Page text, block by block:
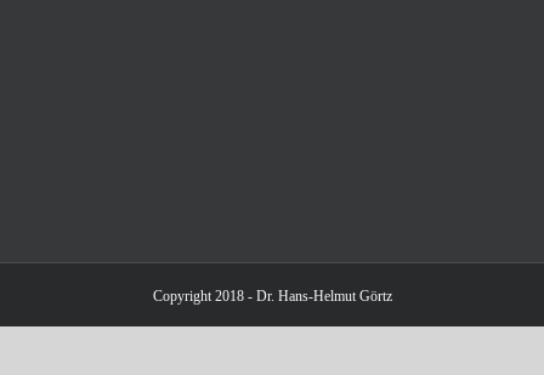
Copyright 2018 - Dr. Hans-Helmut Görtz